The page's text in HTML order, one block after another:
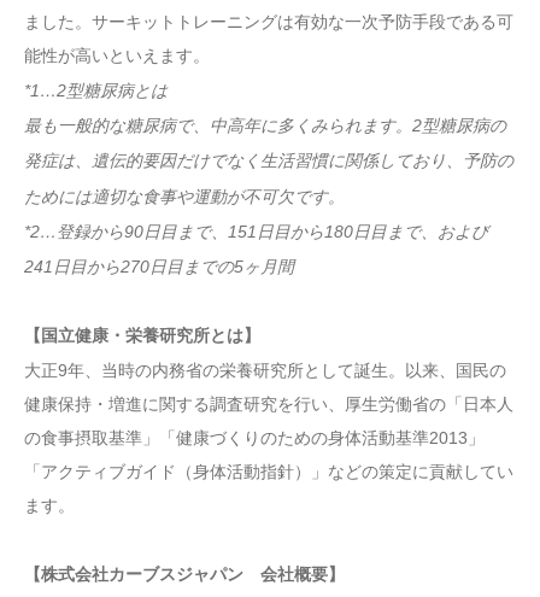
ました。サーキットトレーニングは有効な一次予防手段である可
能性が高いといえます。
*1…2型糖尿病とは
最も一般的な糖尿病で、中高年に多くみられます。2型糖尿病の
発症は、遺伝的要因だけでなく生活習慣に関係しており、予防の
ためには適切な食事や運動が不可欠です。
*2…登録から90日目まで、151日目から180日目まで、および
241日目から270日目までの5ヶ月間
【国立健康・栄養研究所とは】
大正9年、当時の内務省の栄養研究所として誕生。以来、国民の
健康保持・増進に関する調査研究を行い、厚生労働省の「日本人
の食事摂取基準」「健康づくりのための身体活動基準2013」
「アクティブガイド（身体活動指針）」などの策定に貢献してい
ます。
【株式会社カーブスジャパン 会社概要】